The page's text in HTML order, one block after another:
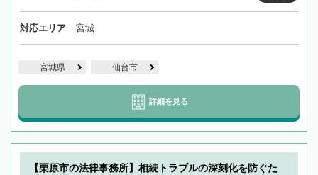
対応エリア 宮城
宮城県 仙台市
詳細を見る
【栗原市の法律事務所】相続トラブルの深刻化を防ぐた